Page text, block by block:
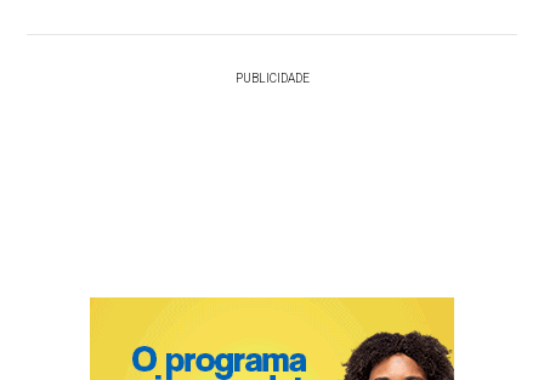
PUBLICIDADE